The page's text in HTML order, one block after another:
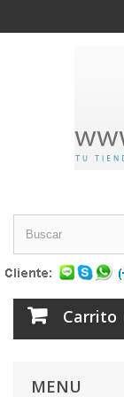
Carrito
MENU